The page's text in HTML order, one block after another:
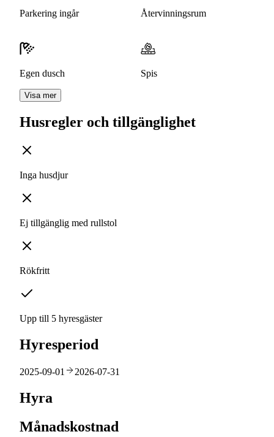
Parkering ingår Återvinningsrum
Egen dusch Spis
Visa mer
Husregler och tillgänglighet
Inga husdjur
Ej tillgänglig med rullstol
Rökfritt
Upp till 5 hyresgäster
Hyresperiod
2025-09-01 2026-07-31
Hyra
Månadskostnad